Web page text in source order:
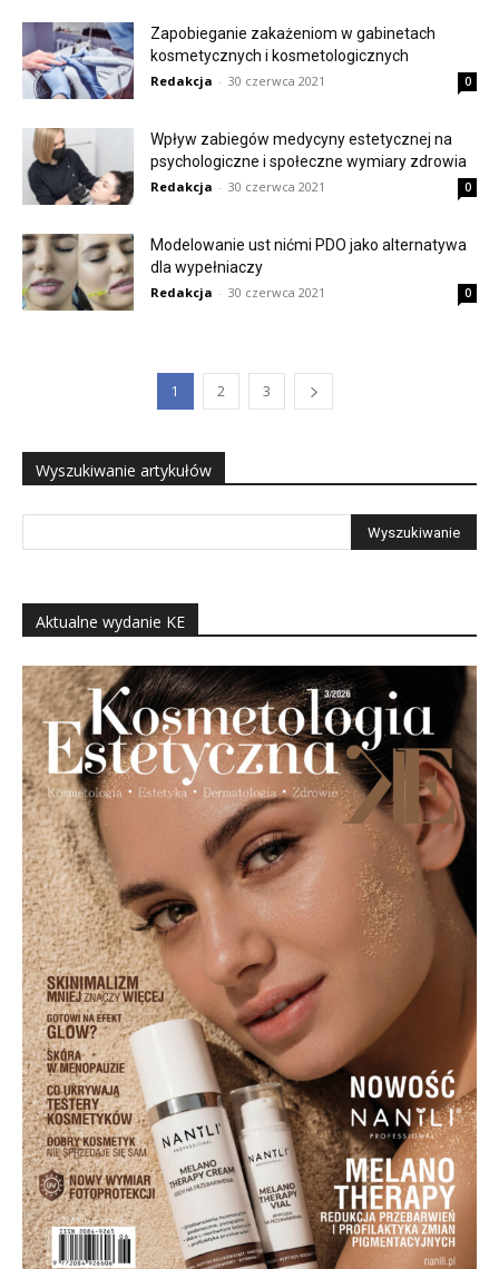
Zapobieganie zakażeniom w gabinetach
kosmetycznych i kosmetologicznych
Redakcja - 30 czerwca 2021 0
Wpływ zabiegów medycyny estetycznej na
psychologiczne i społeczne wymiary zdrowia
Redakcja - 30 czerwca 2021 0
Modelowanie ust nićmi PDO jako alternatywa
dla wypełniaczy
Redakcja - 30 czerwca 2021 0
1 2 3
Wyszukiwanie artykułów
Aktualne wydanie KE